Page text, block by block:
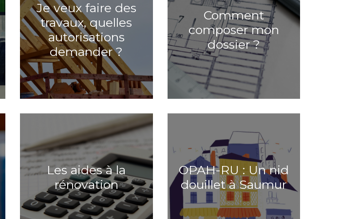
Je veux faire des
travaux, quelles
autorisations
demander ?
Comment
composer mon
dossier ?
Les aides à la
rénovation
OPAH-RU : Un nid
douillet à Saumur